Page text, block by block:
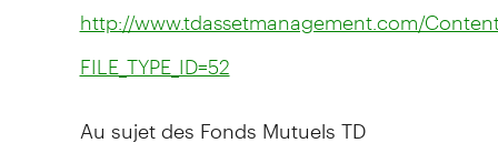
http://www.tdassetmanagement.com/
FILE_TYPE_ID=52
Au sujet des Fonds Mutuels TD